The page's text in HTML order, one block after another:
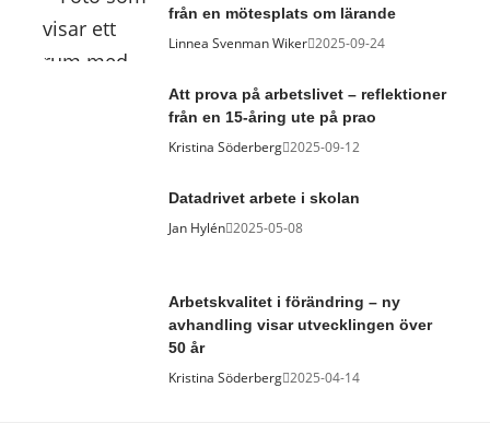
från en mötesplats om lärande
Linnea Svenman Wiker 2025-09-24
Att prova på arbetslivet – reflektioner
från en 15-åring ute på prao
Kristina Söderberg 2025-09-12
Datadrivet arbete i skolan
Jan Hylén 2025-05-08
Arbetskvalitet i förändring – ny
avhandling visar utvecklingen över
50 år
Kristina Söderberg 2025-04-14